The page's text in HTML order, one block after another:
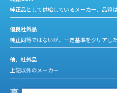
純正品として供給しているメーカー、品質
優良社外品
純正同等ではないが、一定基準をクリアし
他、社外品
上記以外のメーカー